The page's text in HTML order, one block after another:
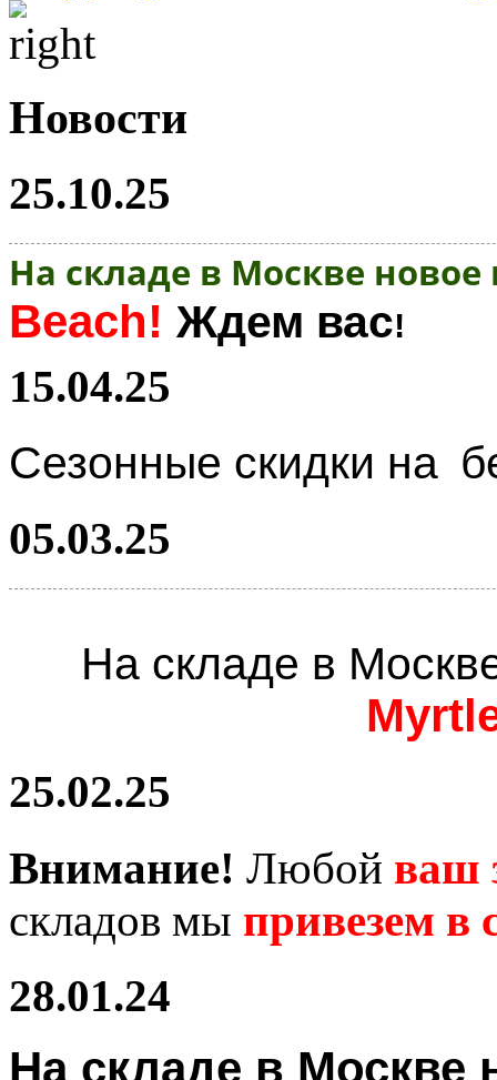
Новости
25.10.25
На складе в Москве
Beach! Ждем вас!
15.04.25
Сезонные скидки на
05.03.25
На складе в
25.02.25
Внимание! Любой ваш
складов мы привезем в
28.01.24
На складе в